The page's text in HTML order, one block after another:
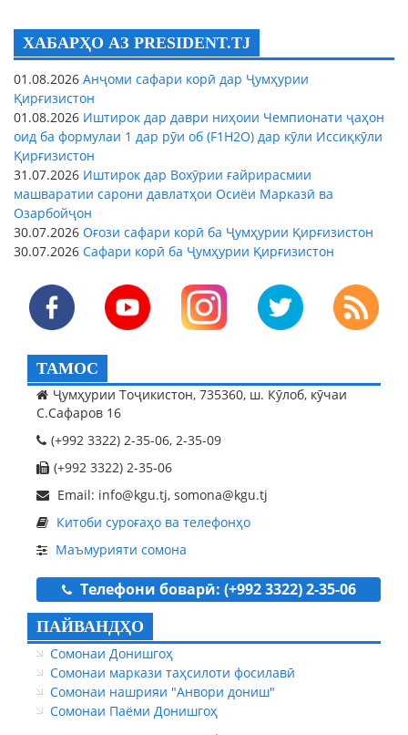
ХАБАРҲО АЗ PRESIDENT.TJ
01.08.2026 Анҷоми сафари корӣ дар Ҷумҳурии
Қирғизистон
01.08.2026 Иштирок дар даври ниҳоии Чемпионати ҷаҳон
оид ба формулаи 1 дар рӯи об (F1H2O) дар кӯли Иссиқкӯли
Қирғизистон
31.07.2026 Иштирок дар Вохӯрии ғайрирасмии
машваратии сарони давлатҳои Осиёи Марказӣ ва
Озарбойҷон
30.07.2026 Оғози сафари корӣ ба Ҷумҳурии Қирғизистон
30.07.2026 Сафари корӣ ба Ҷумҳурии Қирғизистон
ТАМОС
Ҷумҳурии Тоҷикистон, 735360, ш. Кӯлоб, кӯчаи
С.Сафаров 16
(+992 3322) 2-35-06, 2-35-09
(+992 3322) 2-35-06
Email: info@kgu.tj, somona@kgu.tj
Китоби суроғаҳо ва телефонҳо
Маъмурияти сомона
Телефони боварӣ: (+992 3322) 2-35-06
ПАЙВАНДҲО
Сомонаи Донишгоҳ
Сомонаи маркази таҳсилоти фосилавӣ
Сомонаи нашрияи "Анвори дониш"
Сомонаи Паёми Донишгоҳ